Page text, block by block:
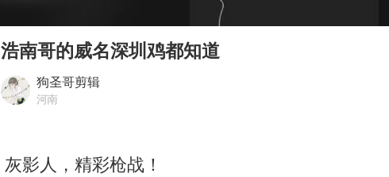
国足U17与阿森纳决赛取消 并列冠军
上门女婿出轨女邻居多年被判重婚罪
奋力开创中国式现代化建设新局面
浩南哥的威名深圳鸡都知道
狗圣哥剪辑
河南
灰影人，精彩枪战！